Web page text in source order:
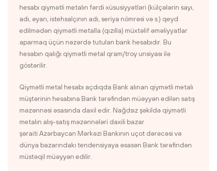
hesabı qiymətli metalın fərdi xüsusiyyətləri (külçələrin sayı,
adı, əyarı, istehsalçının adı, seriya nömrəsi və s.) qeyd
edilmədən qiymətli metalla (qızılla) müxtəlif əməliyyatlar
aparmaq üçün nəzərdə tutulan bank hesabıdır. Bu
hesabın qalığı qiymətli metal qram/troy unsiyası ilə
göstərilir.
Qiymətli metal hesabı açdıqda Bank alınan qiymətli metalı
müştərinin hesabına Bank tərəfindən müəyyən edilən satış
məzənnəsi əsasında daxil edir. Nağdsız şəkildə qiymətli
metalın alış-satış məzənnələri daxili bazar
şəraiti Azərbaycan Mərkəzi Bankının uçot dərəcəsi və
dünya bazarındakı tendensiyaya əsasən Bank tərəfindən
müstəqil müəyyən edilir.